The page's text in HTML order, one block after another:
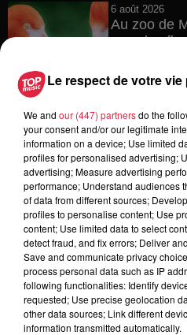
6 août 2026
Au zoo de
avec les
6 août 2026
Les
pape à
5 août 2026
Europa-
l’après
Le respect de votre
We and our (447) partnersdo the
your consent and/or our legitimate
information on a device; Use limited
profiles for personalised advertising;
advertising; Measure advertising
performance; Understand audiences
of data from different sources;
profiles to personalise content; Use
content; Use limited data to select
detect fraud, and fix errors; Deliver
Save and communicate privacy
process personal data such as IP
following functionalities: Identify
requested; Use precise geolocation
other data sources; Link different
information transmitted automatically.